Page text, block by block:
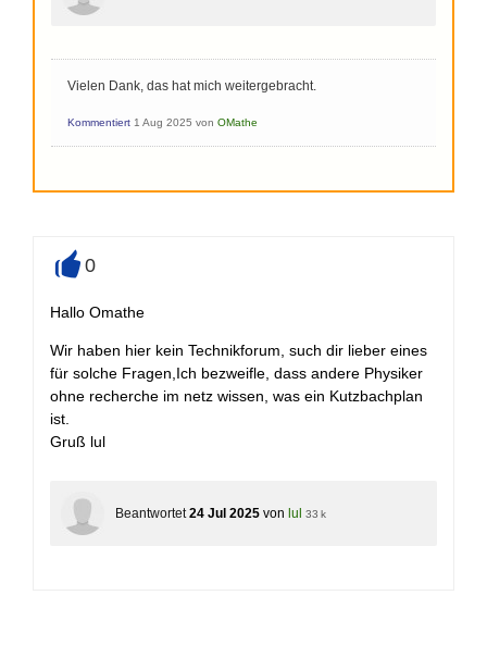
Vielen Dank, das hat mich weitergebracht.
Kommentiert 1 Aug 2025 von OMathe
+
0
Hallo Omathe
Wir haben hier kein Technikforum, such dir lieber eines
für solche Fragen,Ich bezweifle, dass andere Physiker
ohne recherche im netz wissen, was ein Kutzbachplan
ist.
Gruß lul
Beantwortet 24 Jul 2025 von lul 33 k